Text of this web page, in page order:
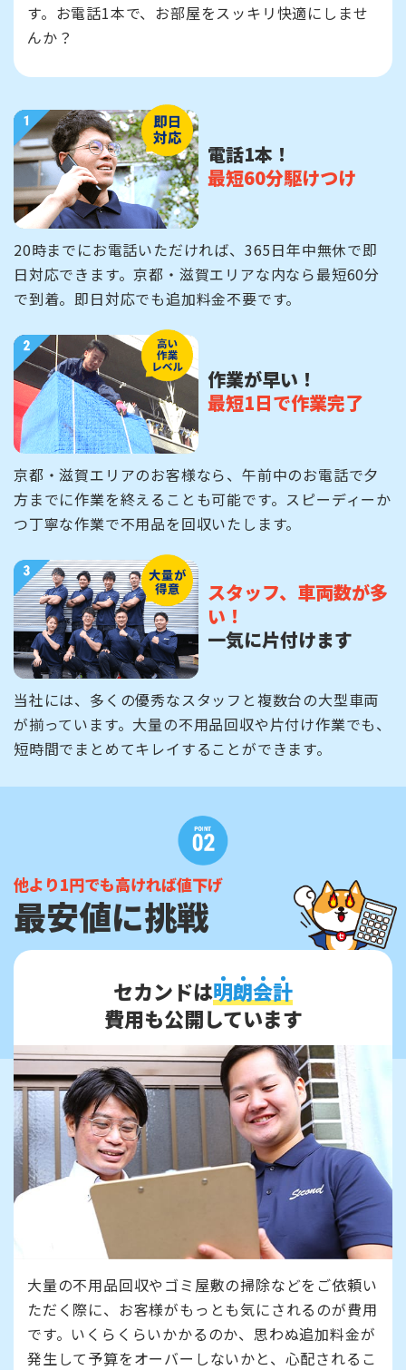
す。お電話1本で、お部屋をスッキリ快適にしませ
んか？
電話1本！
最短60分駆けつけ
20時までにお電話いただければ、365日年中無休で即
日対応できます。京都・滋賀エリアな内なら最短60分
で到着。即日対応でも追加料金不要です。
作業が早い！
最短1日で作業完了
京都・滋賀エリアのお客様なら、午前中のお電話で夕
方までに作業を終えることも可能です。スピーディーか
つ丁寧な作業で不用品を回収いたします。
スタッフ、車両数が多
い！
一気に片付けます
当社には、多くの優秀なスタッフと複数台の大型車両
が揃っています。大量の不用品回収や片付け作業でも、
短時間でまとめてキレイすることができます。
他より1円でも高ければ値下げ
最安値に挑戦
セカンドは明朗会計
費用も公開しています
大量の不用品回収やゴミ屋敷の掃除などをご依頼い
ただく際に、お客様がもっとも気にされるのが費用
です。いくらくらいかかるのか、思わぬ追加料金が
発生して予算をオーバーしないかと、心配されるこ